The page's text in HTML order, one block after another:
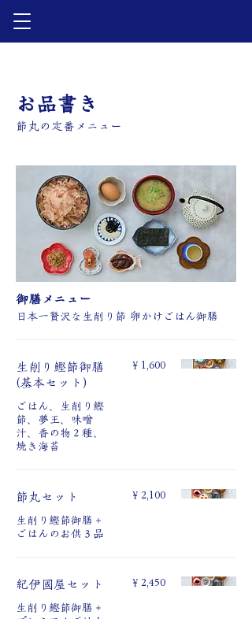
お品書き
節丸の定番メニュー
御膳メニュー
日本一贅沢な生削り節 卵かけごはん御膳
⽣削り鰹節御膳
(基本セット)
ごはん、⽣削り鰹
節、夢王、味噌
汁、⾹の物２種、
焼き海苔
￥1,600
節丸セット
⽣削り鰹節御膳＋
ごはんのお供３品
￥2,100
紀伊國屋セット
⽣削り鰹節御膳＋
￥2,450